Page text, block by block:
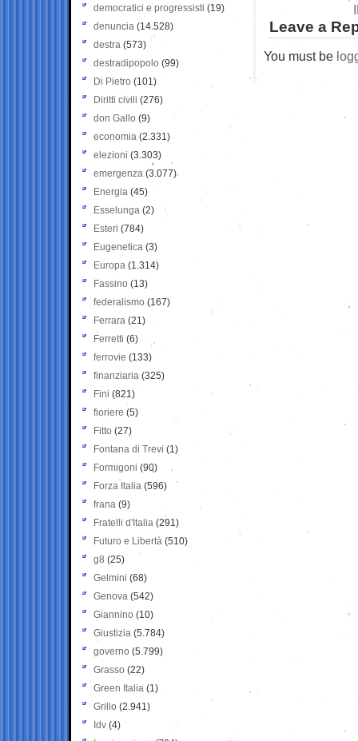
Leave a
You must be
democratici e progressisti (19)
denuncia (14.528)
destra (573)
destradipopolo (99)
Di Pietro (101)
Diritti civili (276)
don Gallo (9)
economia (2.331)
elezioni (3.303)
emergenza (3.077)
Energia (45)
Esselunga (2)
Esteri (784)
Eugenetica (3)
Europa (1.314)
Fassino (13)
federalismo (167)
Ferrara (21)
Ferretti (6)
ferrovie (133)
finanziaria (325)
Fini (821)
fioriere (5)
Fitto (27)
Fontana di Trevi (1)
Formigoni (90)
Forza Italia (596)
frana (9)
Fratelli d'Italia (291)
Futuro e Libertà (510)
g8 (25)
Gelmini (68)
Genova (542)
Giannino (10)
Giustizia (5.784)
governo (5.799)
Grasso (22)
Green Italia (1)
Grillo (2.941)
Idv (4)